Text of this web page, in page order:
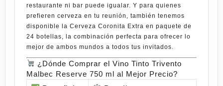
restaurante ni bar puede igualar. Y para quienes
prefieren cerveza en tu reunión, también tenemos
disponible la Cerveza Coronita Extra en paquete de
24 botellas , la combinación perfecta para ofrecer lo
mejor de ambos mundos a todos tus invitados.
¿Dónde Comprar el Vino Tinto Trivento
Malbec Reserve 750 ml al Mejor Precio?